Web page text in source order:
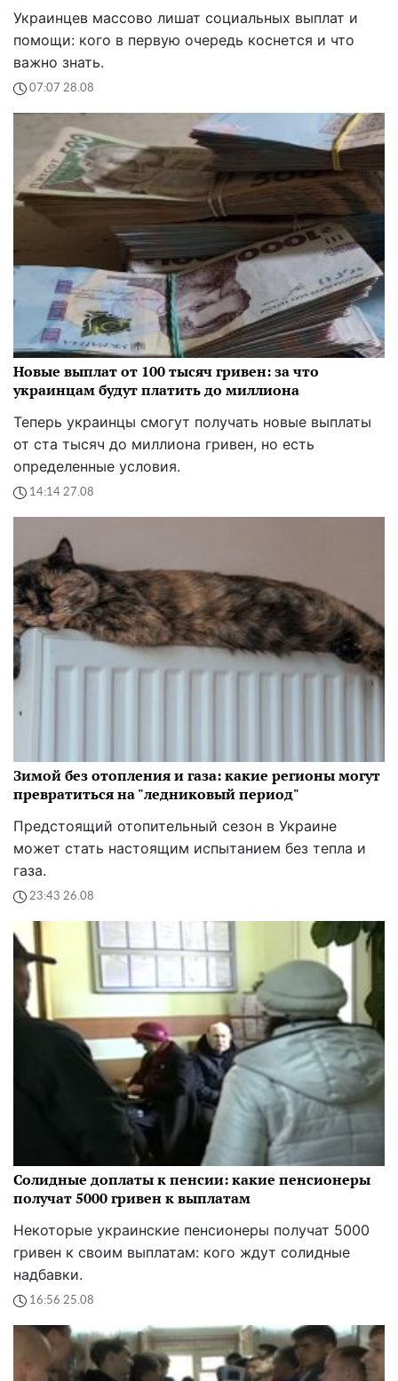
Украинцев массово лишат социальных выплат и
помощи: кого в первую очередь коснется и что
важно знать.
07:07 28.08
Новые выплат от 100 тысяч гривен: за что
украинцам будут платить до миллиона
Теперь украинцы смогут получать новые выплаты
от ста тысяч до миллиона гривен, но есть
определенные условия.
14:14 27.08
Зимой без отопления и газа: какие регионы могут
превратиться на "ледниковый период"
Предстоящий отопительный сезон в Украине
может стать настоящим испытанием без тепла и
газа.
23:43 26.08
Солидные доплаты к пенсии: какие пенсионеры
получат 5000 гривен к выплатам
Некоторые украинские пенсионеры получат 5000
гривен к своим выплатам: кого ждут солидные
надбавки.
16:56 25.08